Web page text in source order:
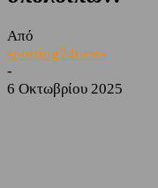
Από
sporting24news
-
6 Οκτωβρίου 2025